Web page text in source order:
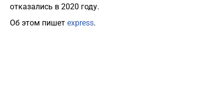
отказались в 2020 году.
Об этом пишет express.